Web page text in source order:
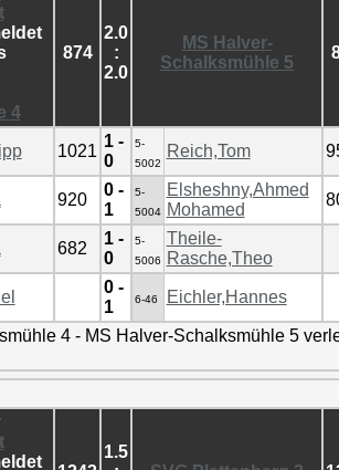
4
874
2.0
:
2.0
MS Halver-
Schalksmühle 5
1021
1 -
0
5-
5002
Reich,Tom
920
0 -
1
5-
5004
Elsheshny,Ahmed
Mohamed
682
1 -
0
5-
5006
Theile-
Rasche,Theo
0 -
1
6-46 Eichler,Hannes
4 - MS Halver-Schalksmühle 5
1.5